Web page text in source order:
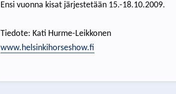
Ensi vuonna kisat järjestetään 15.-18.10.2009.
Tiedote: Kati Hurme-Leikkonen
www.helsinkihorseshow.fi